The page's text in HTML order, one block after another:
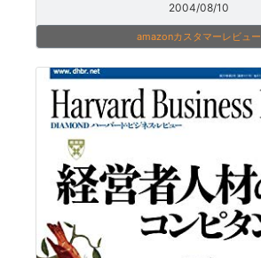
2004/08/10
amazonカスタマーレビュー